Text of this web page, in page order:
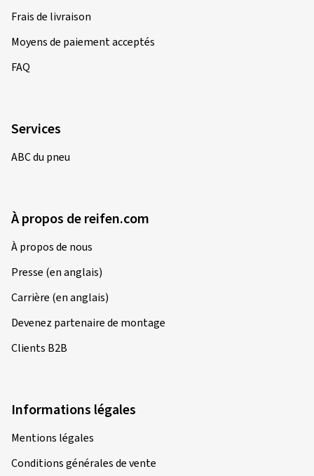
Frais de livraison
Moyens de paiement acceptés
FAQ
Services
ABC du pneu
À propos de reifen.com
À propos de nous
Presse (en anglais)
Carrière (en anglais)
Devenez partenaire de montage
Clients B2B
Informations légales
Mentions légales
Conditions générales de vente